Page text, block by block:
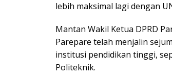
lebih maksimal lagi dengan
Mantan Wakil Ketua DPRD
Parepare telah menjalin
institusi pendidikan tinggi,
Politeknik.